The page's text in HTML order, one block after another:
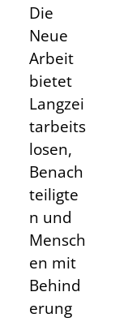
Die
Neue
Arbeit
bietet
Langzei
tarbeits
losen,
Benach
teiligte
n und
Mensch
en mit
Behind
erung